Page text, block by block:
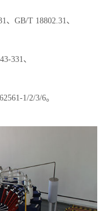
GB/T 18802.31、
331、
1/2/3/6。